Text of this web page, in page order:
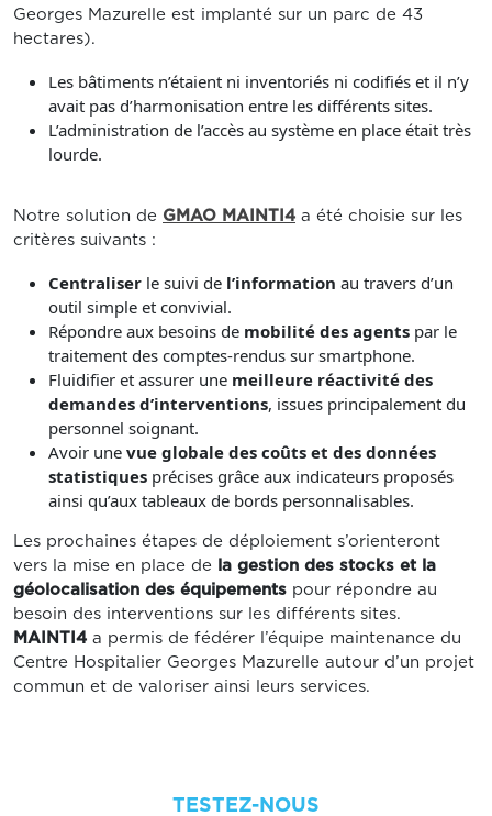
Georges Mazurelle est implanté sur un parc de 43
hectares).
Les bâtiments n’étaient ni inventoriés ni codifiés et il n’y
avait pas d’harmonisation entre les différents sites.
L’administration de l’accès au système en place était très
lourde.
Notre solution de GMAO MAINTI4 a été choisie sur les
critères suivants :
Centraliser le suivi de l’information au travers d’un
outil simple et convivial.
Répondre aux besoins de mobilité des agents par le
traitement des comptes-rendus sur smartphone.
Fluidifier et assurer une meilleure réactivité des
demandes d’interventions, issues principalement du
personnel soignant.
Avoir une vue globale des coûts et des données
statistiques précises grâce aux indicateurs proposés
ainsi qu’aux tableaux de bords personnalisables.
Les prochaines étapes de déploiement s’orienteront
vers la mise en place de
la gestion des stocks et la
géolocalisation des équipements pour répondre au
besoin des interventions sur les différents sites.
MAINTI4 a permis de fédérer l’équipe maintenance du
Centre Hospitalier Georges Mazurelle autour d’un projet
commun et de valoriser ainsi leurs services.
TESTEZ-NOUS